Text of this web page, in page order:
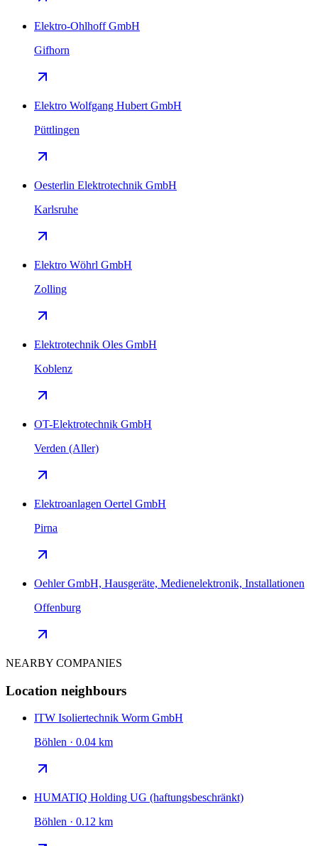
Elektro-Ohlhoff GmbH
Gifhorn
Elektro Wolfgang Hubert GmbH
Püttlingen
Oesterlin Elektrotechnik GmbH
Karlsruhe
Elektro Wöhrl GmbH
Zolling
Elektrotechnik Oles GmbH
Koblenz
OT-Elektrotechnik GmbH
Verden (Aller)
Elektroanlagen Oertel GmbH
Pirna
Oehler GmbH, Hausgeräte, Medienelektronik, Installationen
Offenburg
NEARBY COMPANIES
Location neighbours
ITW Isoliertechnik Worm GmbH
Böhlen · 0.04 km
HUMATIQ Holding UG (haftungsbeschränkt)
Böhlen · 0.12 km